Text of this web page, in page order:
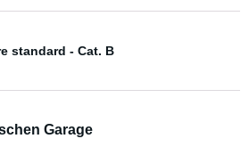
standard - Cat. B
Garage